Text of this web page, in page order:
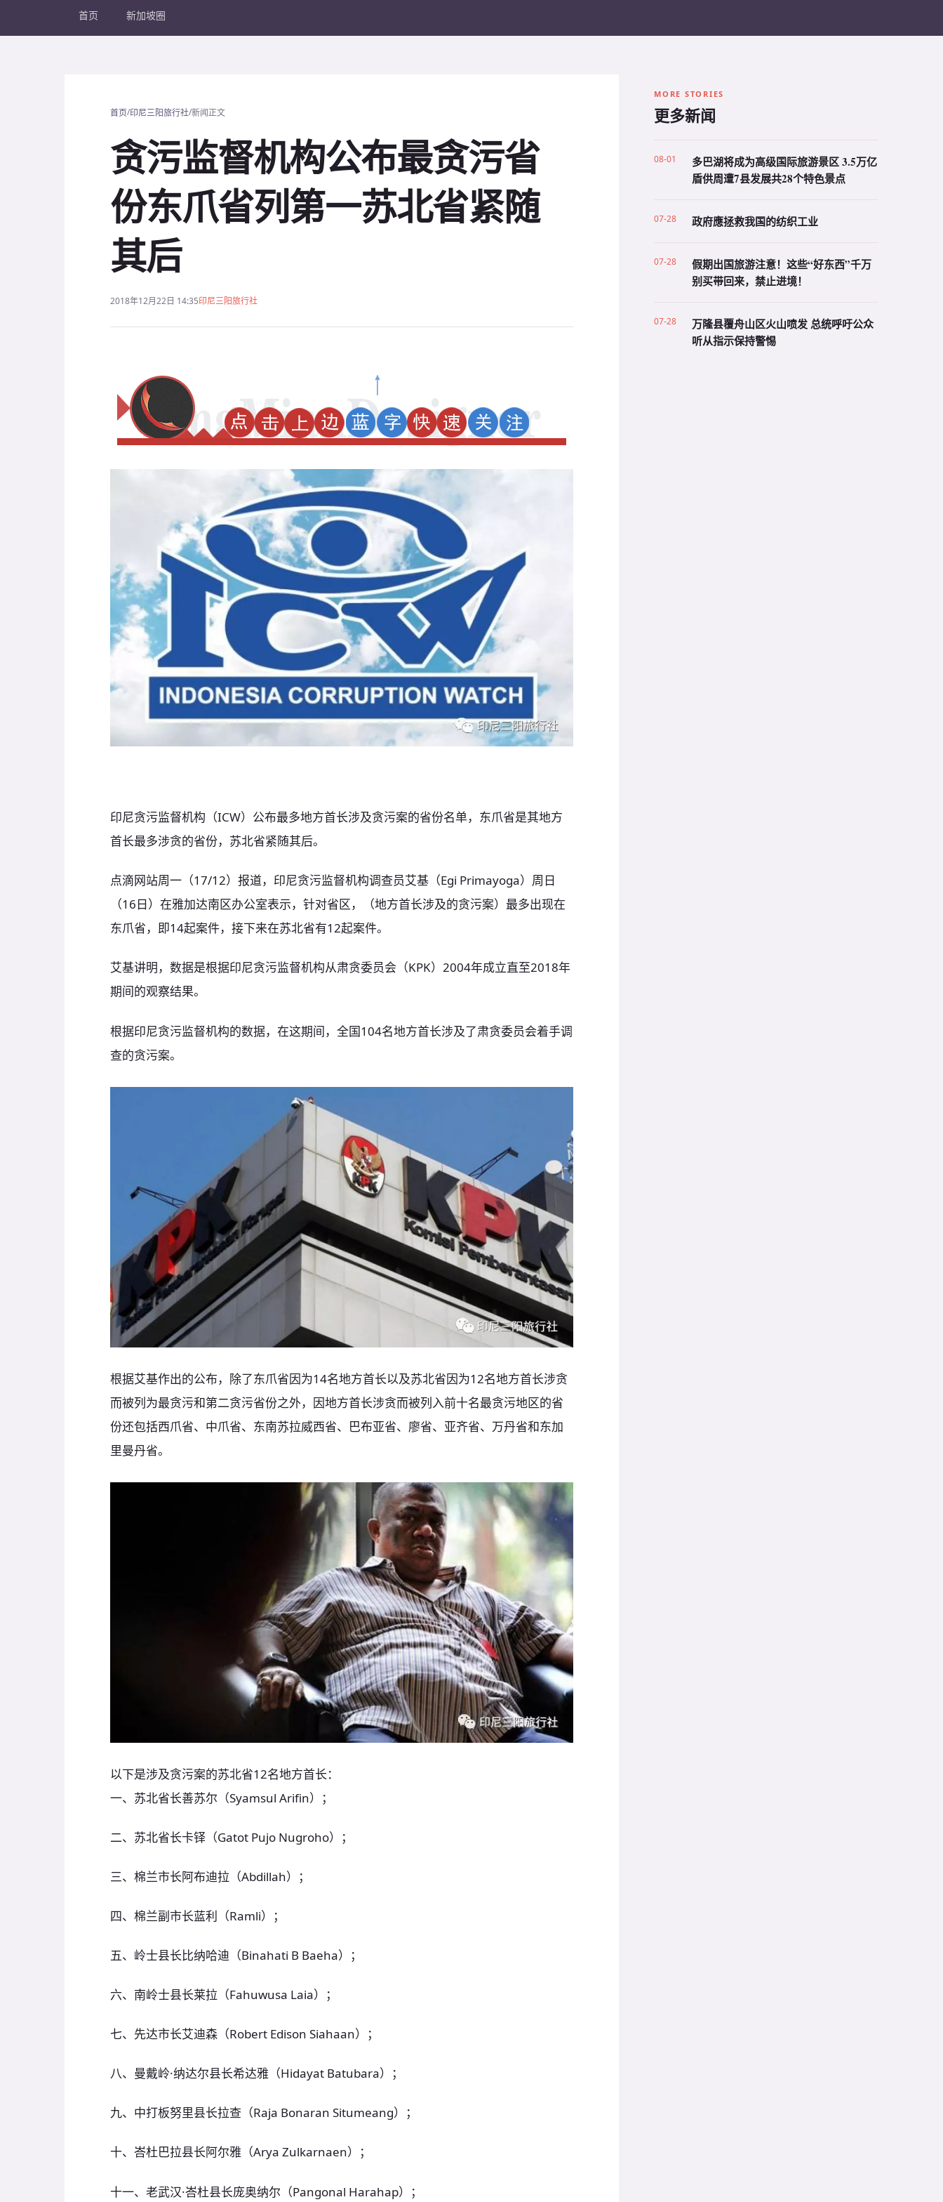
首页 新加坡圈
首页/印尼三阳旅行社/新闻正文
贪污监督机构公布最贪污省
份东爪省列第一苏北省紧随
其后
2018年12月22日 14:35印尼三阳旅行社
印尼贪污监督机构（ICW）公布最多地方首长涉及贪污案的省份名单，东爪省是其地方
首长最多涉贪的省份，苏北省紧随其后。
点滴网站周一（17/12）报道，印尼贪污监督机构调查员艾基（Egi Primayoga）周日
（16日）在雅加达南区办公室表示，针对省区，（地方首长涉及的贪污案）最多出现在
东爪省，即14起案件，接下来在苏北省有12起案件。
艾基讲明，数据是根据印尼贪污监督机构从肃贪委员会（KPK）2004年成立直至2018年
期间的观察结果。
根据印尼贪污监督机构的数据，在这期间，全国104名地方首长涉及了肃贪委员会着手调
查的贪污案。
根据艾基作出的公布，除了东爪省因为14名地方首长以及苏北省因为12名地方首长涉贪
而被列为最贪污和第二贪污省份之外，因地方首长涉贪而被列入前十名最贪污地区的省
份还包括西爪省、中爪省、东南苏拉威西省、巴布亚省、廖省、亚齐省、万丹省和东加
里曼丹省。
以下是涉及贪污案的苏北省12名地方首长：
一、苏北省长善苏尔（Syamsul Arifin）；
二、苏北省长卡铎（Gatot Pujo Nugroho）；
三、棉兰市长阿布迪拉（Abdillah）；
四、棉兰副市长蓝利（Ramli）；
五、岭士县长比纳哈迪（Binahati B Baeha）；
六、南岭士县长莱拉（Fahuwusa Laia）；
七、先达市长艾迪森（Robert Edison Siahaan）；
八、曼戴岭·纳达尔县长希达雅（Hidayat Batubara）；
九、中打板努里县长拉查（Raja Bonaran Situmeang）；
十、峇杜巴拉县长阿尔雅（Arya Zulkarnaen）；
十一、老武汉·峇杜县长庞奥纳尔（Pangonal Harahap）；
MORE STORIES
更多新闻
08-01
多巴湖将成为高级国际旅游景区 3.5万亿
盾供周遭7县发展共28个特色景点
07-28 政府應拯救我国的纺织工业
07-28
假期出国旅游注意！这些“好东西”千万
别买带回来，禁止进境！
07-28
万隆县覆舟山区火山喷发 总统呼吁公众
听从指示保持警惕